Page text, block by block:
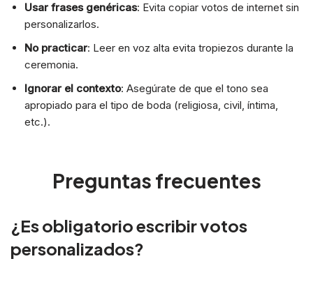
Usar frases genéricas: Evita copiar votos de internet sin
personalizarlos.
No practicar: Leer en voz alta evita tropiezos durante la
ceremonia.
Ignorar el contexto: Asegúrate de que el tono sea
apropiado para el tipo de boda (religiosa, civil, íntima,
etc.).
Preguntas frecuentes
¿Es obligatorio escribir votos
personalizados?